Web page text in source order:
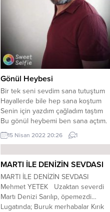
Gönül Heybesi
Bir tek seni sevdim sana tutuştum
Hayallerde bile hep sana koştum
Senin için yazdım çağladım taştım
Bu gönül heybemi ben sana açtım.
Hevesmi ki bilmem aşkın ateşi Akıl
sır erdirmem bende bu işi Gönül
heybemi ben sana açtım. Nehir idi
sevgim göl oldu sana Aşkı’mı...
15 Nisan 2022 20:26 1
MARTI İLE DENİZİN SEVDASI
MARTI İLE DENİZİN SEVDASI
Mehmet YETEK Uzaktan severdi
Martı Denizi Sarılıp, öpemezdi…
Lugatında; Buruk merhabalar Kırık